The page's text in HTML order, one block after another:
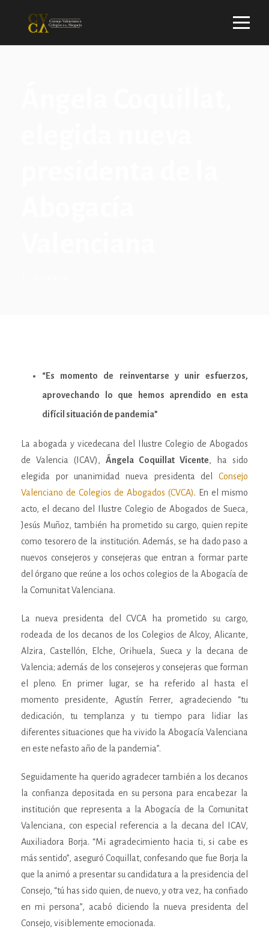
“Es momento de reinventarse y unir esfuerzos,
aprovechando lo que hemos aprendido en esta
difícil situación de pandemia”
La abogada y vicedecana del Ilustre Colegio de Abogados
de Valencia (ICAV), Ángela Coquillat Vicente, ha sido
elegida por unanimidad nueva presidenta del Consejo
Valenciano de Colegios de Abogados (CVCA). En el mismo
acto, el decano del Ilustre Colegio de Abogados de Sueca,
Jesús Muñoz, también ha prometido su cargo, quien repite
como tesorero de la institución. Además, se ha dado paso a
nuevos consejeros y consejeras que entran a formar parte
del órgano que reúne a los ochos colegios de la Abogacía de
la Comunitat Valenciana.
La nueva presidenta del CVCA ha prometido su cargo,
rodeada de los decanos de los Colegios de Alcoy, Alicante,
Alzira, Castellón, Elche, Orihuela, Sueca y la decana de
Valencia; además de los consejeros y consejeras que forman
el pleno. En primer lugar, se ha referido al hasta el
momento presidente, Agustín Ferrer, agradeciendo “tu
dedicación, tu templanza y tu tiempo para lidiar las
diferentes situaciones que ha vivido la Abogacía Valenciana
en este nefasto año de la pandemia”.
Seguidamente ha querido agradecer también a los decanos
la confianza depositada en su persona para encabezar la
institución que representa a la Abogacía de la Comunitat
Valenciana, con especial referencia a la decana del ICAV,
Auxiliadora Borja. “Mi agradecimiento hacia ti, si cabe es
más sentido”, aseguró Coquillat, confesando que fue Borja la
que la animó a presentar su candidatura a la presidencia del
Consejo, “tú has sido quien, de nuevo, y otra vez, ha confiado
en mi persona”, acabó diciendo la nueva presidenta del
Consejo, visiblemente emocionada.